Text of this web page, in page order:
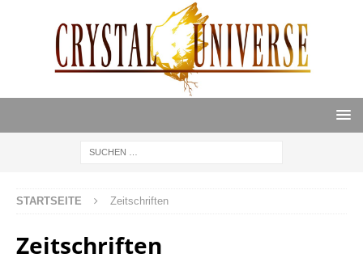
STARTSEITE Zeitschriften
Zeitschriften